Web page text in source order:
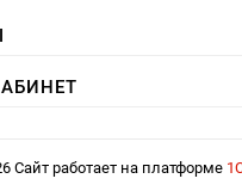
Сайт работает на платформе